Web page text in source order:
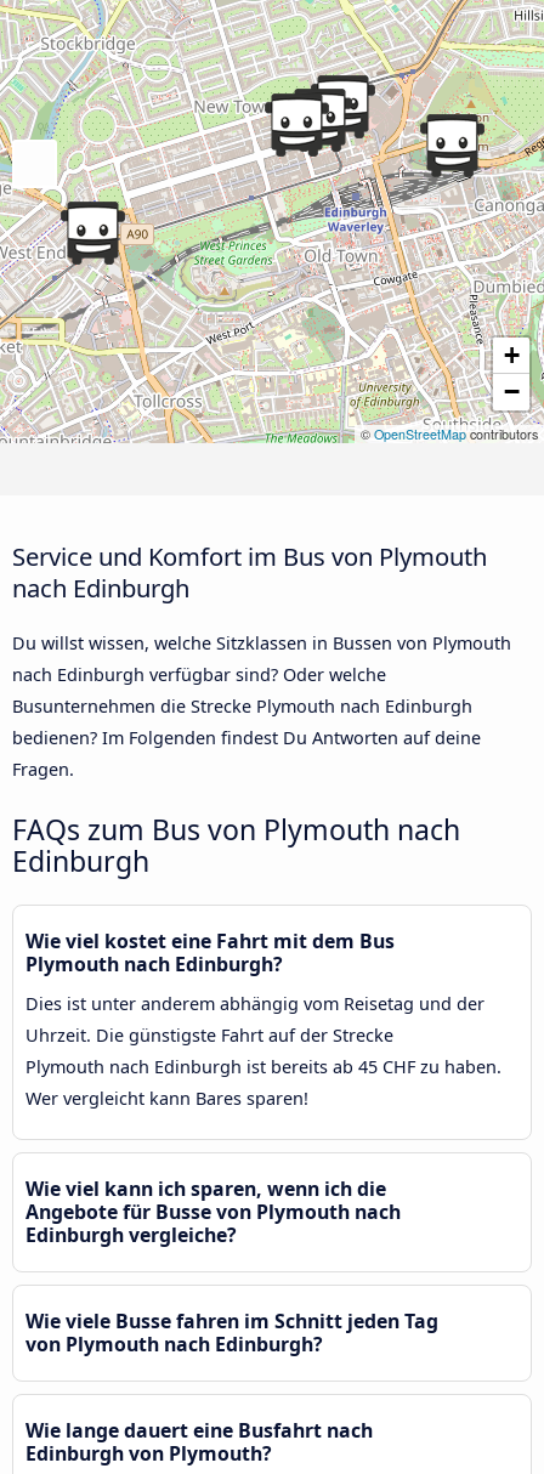
+
−
© OpenStreetMapcontributors
Service und Komfort im Bus von Plymouth
nach Edinburgh
Du willst wissen, welche Sitzklassen in Bussen von Plymouth
nach Edinburgh verfügbar sind? Oder welche
Busunternehmen die Strecke Plymouth nach Edinburgh
bedienen? Im Folgenden findest Du Antworten auf deine
Fragen.
FAQs zum Bus von Plymouth nach
Edinburgh
Wie viel kostet eine Fahrt mit dem Bus
Plymouth nach Edinburgh?
Dies ist unter anderem abhängig vom Reisetag und der
Uhrzeit. Die günstigste Fahrt auf der Strecke
Plymouth nach Edinburgh ist bereits ab 45 CHF zu haben.
Wer vergleicht kann Bares sparen!
Wie viel kann ich sparen, wenn ich die
Angebote für Busse von Plymouth nach
Edinburgh vergleiche?
Wie viele Busse fahren im Schnitt jeden Tag
von Plymouth nach Edinburgh?
Wie lange dauert eine Busfahrt nach
Edinburgh von Plymouth?